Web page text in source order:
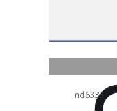
nd6333